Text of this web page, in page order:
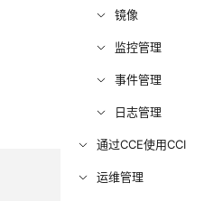
镜像
监控管理
事件管理
日志管理
通过CCE使用CCI
运维管理
©2026 Huaweicloud.com
增值电信业务经营许可证